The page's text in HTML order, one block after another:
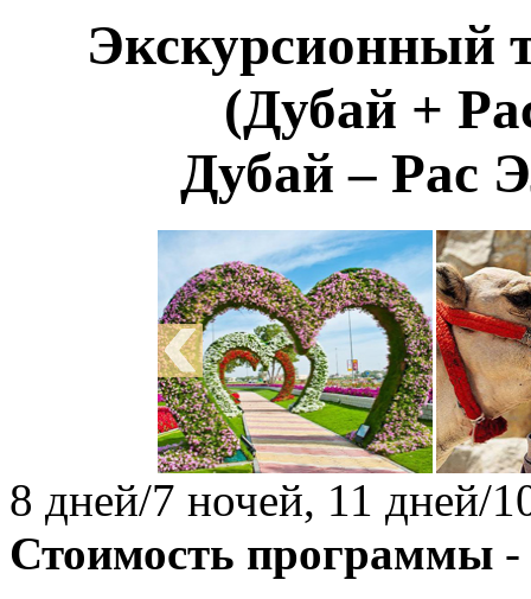
Экскурсионный
(Дубай +
Дубай – Рас
8 дней/7 ночей, 11 дней/
Стоимость программы -